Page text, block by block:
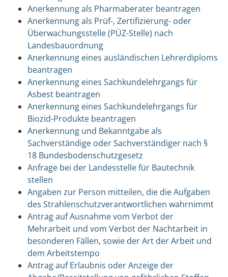
Anerkennung als Pharmaberater beantragen
Anerkennung als Prüf-, Zertifizierung- oder
Überwachungsstelle (PÜZ-Stelle) nach
Landesbauordnung
Anerkennung eines ausländischen Lehrerdiploms
beantragen
Anerkennung eines Sachkundelehrgangs für
Asbest beantragen
Anerkennung eines Sachkundelehrgangs für
Biozid-Produkte beantragen
Anerkennung und Bekanntgabe als
Sachverständige oder Sachverständiger nach §
18 Bundesbodenschutzgesetz
Anfrage bei der Landesstelle für Bautechnik
stellen
Angaben zur Person mitteilen, die die Aufgaben
des Strahlenschutzverantwortlichen wahrnimmt
Antrag auf Ausnahme vom Verbot der
Mehrarbeit und vom Verbot der Nachtarbeit in
besonderen Fällen, sowie der Art der Arbeit und
dem Arbeitstempo
Antrag auf Erlaubnis oder Anzeige der